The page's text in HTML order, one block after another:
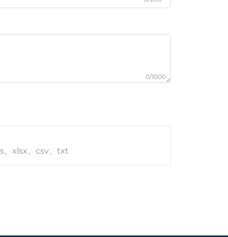
0/1000
xlsx、csv、txt